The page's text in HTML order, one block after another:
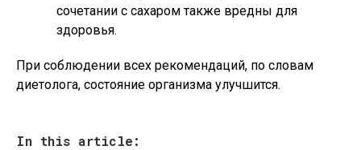
сочетании с сахаром также вредны для
здоровья.
При соблюдении всех рекомендаций, по словам
диетолога, состояние организма улучшится.
In this article: